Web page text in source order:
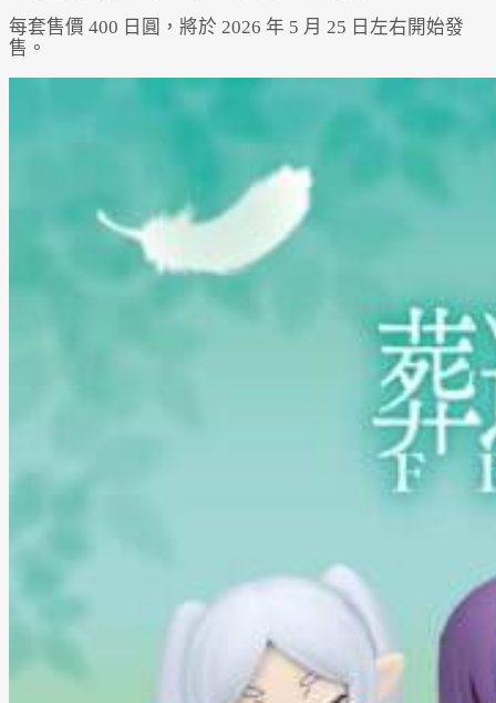
每套售價 400 日圓，將於 2026 年 5 月 25 日左右開始發
售。